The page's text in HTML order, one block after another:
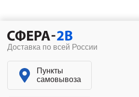
Доставка по всей России
Пункты
самовывоза